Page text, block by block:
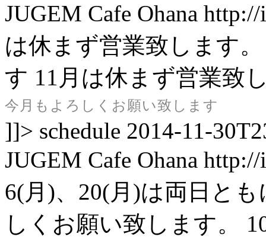
JUGEM Cafe Ohana http://
は休まず営業致します
す 11月は休まず営業致
今月もよろしくお願い致します
]]> schedule 2014-11-
JUGEM Cafe Ohana http://
6(月)、20(月)は両日と
しくお願い致します。